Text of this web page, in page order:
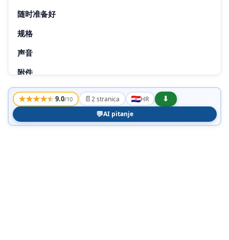
随时准备好
规格
声音
附件
包装尺寸
★★★★★9.0/10 📄2 stranica HR
⬇
💬AI pitanje